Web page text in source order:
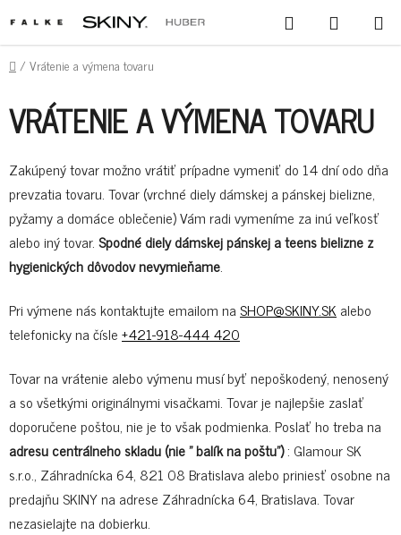
NA
OBSAH
HĽADAŤ
KOŠÍK
DOMOV
/ Vrátenie a výmena tovaru
VRÁTENIE A VÝMENA TOVARU
Zakúpený tovar možno vrátiť prípadne vymeniť do 14 dní odo dňa
prevzatia tovaru. Tovar (vrchné diely dámskej a pánskej bielizne,
pyžamy a domáce oblečenie) Vám radi vymeníme za inú veľkosť
alebo iný tovar.Spodné diely dámskej pánskej a teens bielizne z
hygienických dôvodov nevymieňame.
Pri výmene nás kontaktujte emailom naSHOP@SKINY.SKalebo
telefonicky na čísle+421-918-444 420
Tovar na vrátenie alebo výmenu musí byť nepoškodený, nenosený
a so všetkými originálnymi visačkami. Tovar je najlepšie zaslať
doporučene poštou, nie je to však podmienka. Poslať ho treba na
adresu centrálneho skladu (nie " balík na poštu"): Glamour SK
s.r.o., Záhradnícka 64, 821 08 Bratislava alebo priniesť osobne na
predajňu SKINY na adrese Záhradnícka 64, Bratislava. Tovar
nezasielajte na dobierku.